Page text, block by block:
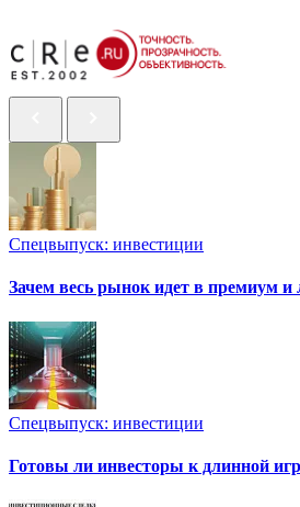
Спецвыпуск: инвестиции
Зачем весь рынок идет в премиум и
Спецвыпуск: инвестиции
Готовы ли инвесторы к длинной